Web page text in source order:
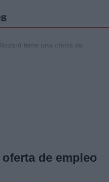
tiene una oferta de
de empleo